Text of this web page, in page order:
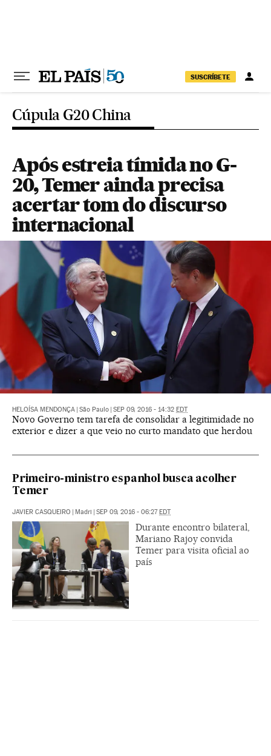
SUSCRÍBETE
Cúpula G20 China
Após estreia tímida no G-
20, Temer ainda precisa
acertar tom do discurso
internacional
HELOÍSA MENDONÇA São Paulo SEP 09, 2016 - 14:32 EDT
Novo Governo tem tarefa de consolidar a legitimidade no
exterior e dizer a que veio no curto mandato que herdou
Primeiro-ministro espanhol busca acolher
Temer
JAVIER CASQUEIRO Madri SEP 09, 2016 - 06:27 EDT
Durante encontro bilateral,
Mariano Rajoy convida
Temer para visita oficial ao
país